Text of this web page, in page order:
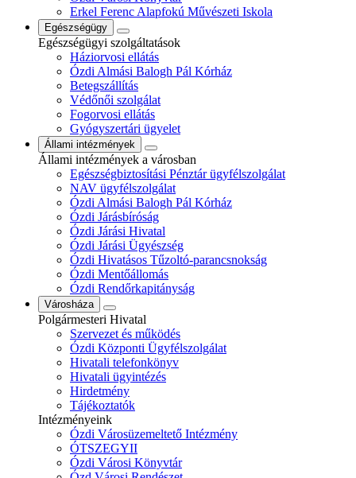
Erkel Ferenc Alapfokú Művészeti Iskola
Egészségügy
Egészségügyi szolgáltatások
Háziorvosi ellátás
Ózdi Almási Balogh Pál Kórház
Betegszállítás
Védőnői szolgálat
Fogorvosi ellátás
Gyógyszertári ügyelet
Állami intézmények
Állami intézmények a városban
Egészségbiztosítási Pénztár ügyfélszolgálat
NAV ügyfélszolgálat
Ózdi Almási Balogh Pál Kórház
Ózdi Járásbíróság
Ózdi Járási Hivatal
Ózdi Járási Ügyészség
Ózdi Hivatásos Tűzoltó-parancsnokság
Ózdi Mentőállomás
Ózdi Rendőrkapitányság
Városháza
Polgármesteri Hivatal
Szervezet és működés
Ózdi Központi Ügyfélszolgálat
Hivatali telefonkönyv
Hivatali ügyintézés
Hirdetmény
Tájékoztatók
Intézményeink
Ózdi Városüzemeltető Intézmény
ÓTSZEGYII
Ózdi Városi Könyvtár